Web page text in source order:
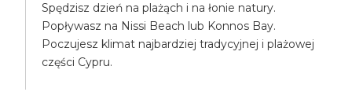
Spędzisz dzień na plażąch i na łonie natury.
Popływasz na Nissi Beach lub Konnos Bay.
Poczujesz klimat najbardziej tradycyjnej i plażowej
części Cypru.